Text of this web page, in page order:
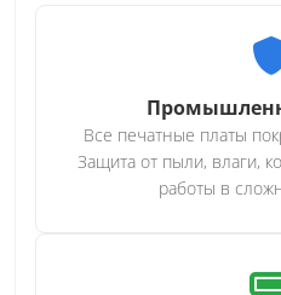
Все печатные платы
Защита от пыли, влаги,
работы в